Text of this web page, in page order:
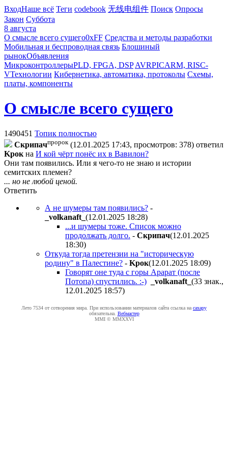
ВходНаше всё Теги codebook 无线电组件 Поиск Опросы
Закон Суббота
8 августа
О смысле всего сущего0xFF Средства и методы разработки
Мобильная и беспроводная связь Блошиный
рынокОбъявления
МикроконтроллерыPLD, FPGA, DSP AVRPICARM, RISC-
VТехнологии Кибернетика, автоматика, протоколы Схемы,
платы, компоненты
О смысле всего сущего
1490451 Топик полностью
Cкpипaчпророк (12.01.2025 17:43, просмотров: 378) ответил
Kpoк на И кой чёрт понёс их в Вавилон?
Они там появились. Или я чего-то не знаю и истории
семитских племен?
... но не любой ценой.
Ответить
А не шумеры там появились? -
_volkanaft_ (12.01.2025 18:28)
...и шумеры тоже. Список можно
продолжать долго. - Cкpипaч(12.01.2025
18:30)
Откуда тогда претензии на "историческую
родину" в Палестине? - Kpoк(12.01.2025 18:09)
Говорят оне туда с горы Арарат (после
Потопа) спустились. :-)
_volkanaft_ (33 знак.,
12.01.2025 18:57)
Лето 7534 от сотворения мира. При использовании материалов сайта ссылка на caxapу
обязательна. Вебмастер
MMI © MMXXVI